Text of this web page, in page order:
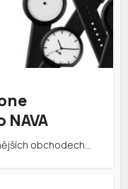
obchodech…